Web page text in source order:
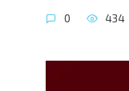
0 434